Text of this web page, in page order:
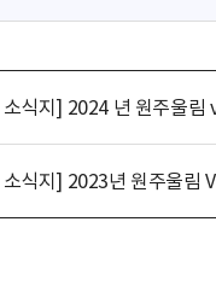
식지] 2024 년 원주울림
식지] 2023년 원주울림